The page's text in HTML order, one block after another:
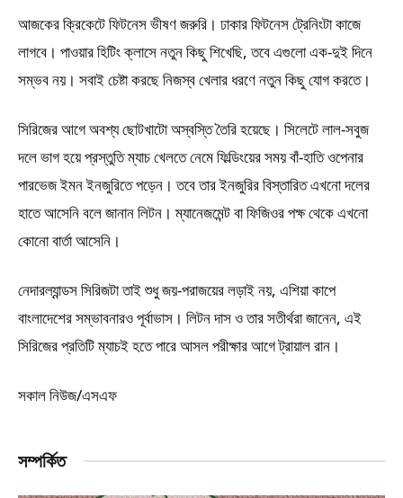
আজকের ক্রিকেটে ফিটনেস ভীষণ জরুরি। ঢাকার ফিটনেস ট্রেনিংটা কাজে
লাগবে। পাওয়ার হিটিং ক্লাসে নতুন কিছু শিখেছি, তবে এগুলো এক-দুই দিনে
সম্ভব নয়। সবাই চেষ্টা করছে নিজস্ব খেলার ধরণে নতুন কিছু যোগ করতে।
সিরিজের আগে অবশ্য ছোটখাটো অস্বস্তি তৈরি হয়েছে। সিলেটে লাল-সবুজ
দলে ভাগ হয়ে প্রস্তুতি ম্যাচ খেলতে নেমে ফিল্ডিংয়ের সময় বাঁ-হাতি ওপেনার
পারভেজ ইমন ইনজুরিতে পড়েন। তবে তার ইনজুরির বিস্তারিত এখনো দলের
হাতে আসেনি বলে জানান লিটন। ম্যানেজমেন্ট বা ফিজিওর পক্ষ থেকে এখনো
কোনো বার্তা আসেনি।
নেদারল্যান্ডস সিরিজটা তাই শুধু জয়-পরাজয়ের লড়াই নয়, এশিয়া কাপে
বাংলাদেশের সম্ভাবনারও পূর্বাভাস। লিটন দাস ও তার সতীর্থরা জানেন, এই
সিরিজের প্রতিটি ম্যাচই হতে পারে আসল পরীক্ষার আগে ট্রায়াল রান।
সকাল নিউজ/এসএফ
সম্পর্কিত